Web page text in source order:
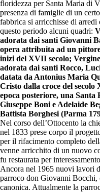
floridezza per Santa Maria di
presenza di famiglie di un
fabbrica si arricchisse di arredi
questo periodo alcuni quadri:
adorata dai santi Giovanni
opera attribuita ad un
inizi del XVII secolo;
adorata dai santi Rocco,
datata da Antonius Maria
Cristo dalla croce del
epoca posteriore, una
Giuseppe Boni e Adelaide
Battista Borghesi (Parma
Nel corso dell’Ottocento la
nel 1833 prese corpo il
per il rifacimento completo
venne arricchito di un nuovo
fu restaurata per
Ancora nel 1965 nuovi lavori
parroco don Giovanni Bocchi,
canonica. Attualmente la